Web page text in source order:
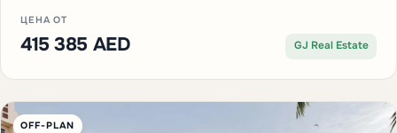
ЦЕНА ОТ
415 385 AED GJ Real Estate
OFF-PLAN